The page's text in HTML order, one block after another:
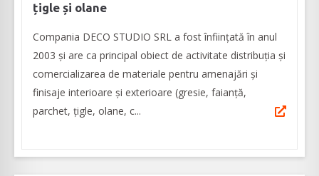
țigle și olane
Compania DECO STUDIO SRL a fost înființată în anul
2003 și are ca principal obiect de activitate distribuția și
comercializarea de materiale pentru amenajări și
finisaje interioare și exterioare (gresie, faianță,
parchet, țigle, olane, c...